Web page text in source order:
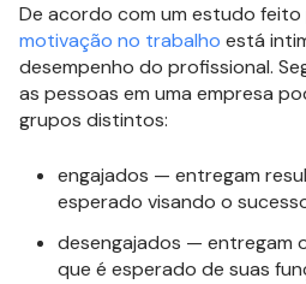
De acordo com um estudo feito
motivação no trabalho está
desempenho do profissional.
as pessoas em uma empresa
grupos distintos:
engajados — entregam
esperado visando o
desengajados — entregam
que é esperado de suas